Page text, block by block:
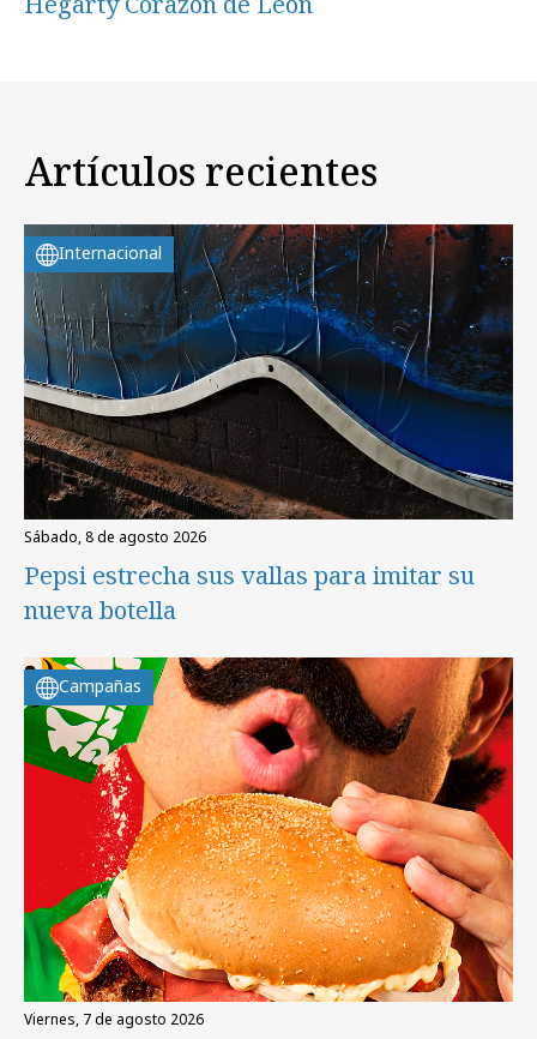
Artículos recientes
Internacional
sábado, 8 de agosto 2026
Pepsi estrecha sus vallas para imitar su
nueva botella
Campañas
viernes, 7 de agosto 2026